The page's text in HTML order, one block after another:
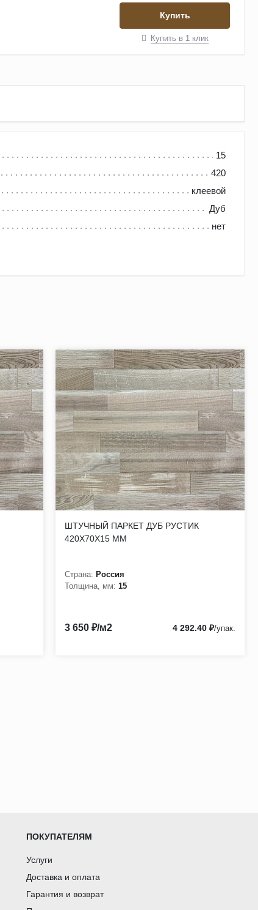
Купить
Купить в 1 клик
15
420
клеевой
Дуб
нет
ШТУЧНЫЙ ПАРКЕТ ДУБ РУСТИК
420Х70Х15 ММ
Страна: Россия
Толщина, мм: 15
3 650 ₽/м2 4 292.40 ₽/упак.
ПОКУПАТЕЛЯМ
Услуги
Доставка и оплата
Гарантия и возврат